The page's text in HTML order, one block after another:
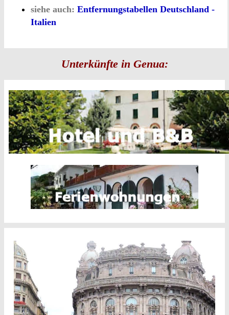
siehe auch: Entfernungstabellen Deutschland -
Italien
Unterkünfte in Genua: